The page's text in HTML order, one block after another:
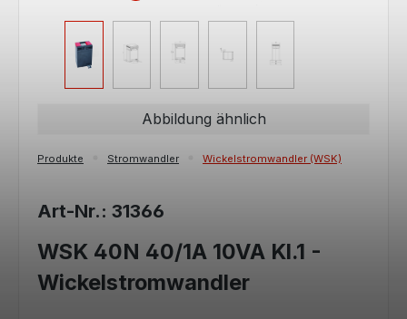
Abbildung ähnlich
Produkte Stromwandler Wickelstromwandler (WSK)
Art-Nr.: 31366
WSK 40N 40/1A 10VA Kl.1 -
Wickelstromwandler